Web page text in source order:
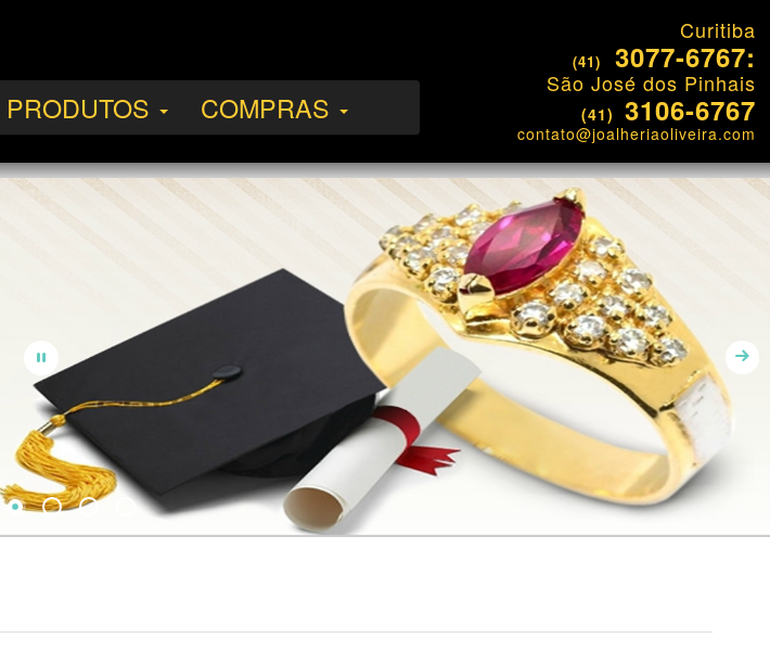
PRODUTOS COMPRAS
Curitiba
(41) 3077-6767:
São José dos Pinhais
(41) 3106-6767
contato@joalheriaoliveira.com